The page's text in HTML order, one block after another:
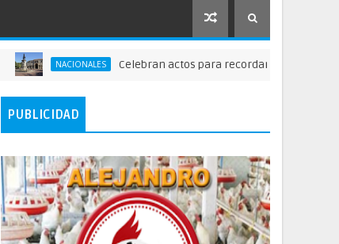
NACIONALES Celebran actos para recordar la fundación de Santo
PUBLICIDAD